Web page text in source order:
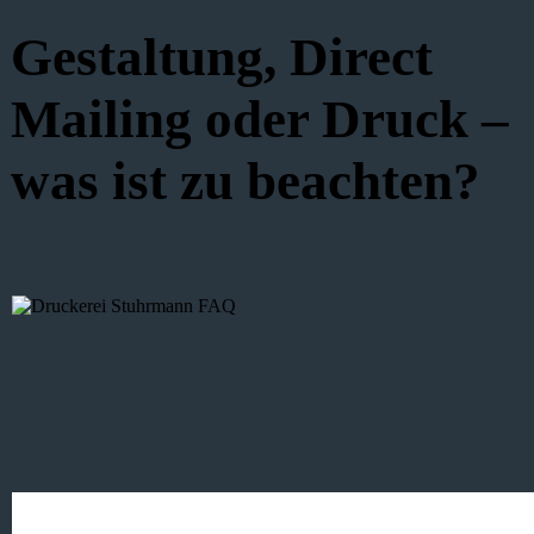
Gestaltung, Direct
Mailing oder Druck –
was ist zu beachten?